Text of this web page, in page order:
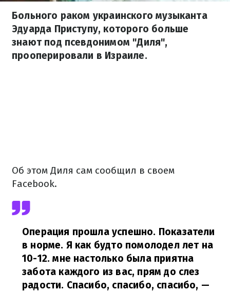
Больного раком украинского музыканта
Эдуарда Приступу, которого больше
знают под псевдонимом "Диля",
прооперировали в Израиле.
Об этом Диля сам сообщил в своем
Facebook.
Операция прошла успешно. Показатели
в норме. Я как будто помолодел лет на
10-12. мне настолько была приятна
забота каждого из вас, прям до слез
радости. Спасибо, спасибо, спасибо, —